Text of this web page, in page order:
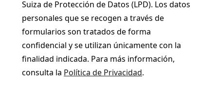
Suiza de Protección de Datos (LPD). Los datos
personales que se recogen a través de
formularios son tratados de forma
confidencial y se utilizan únicamente con la
finalidad indicada. Para más información,
consulta la Política de Privacidad.